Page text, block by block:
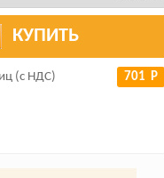
КУПИТЬ
(с НДС) 701 Р